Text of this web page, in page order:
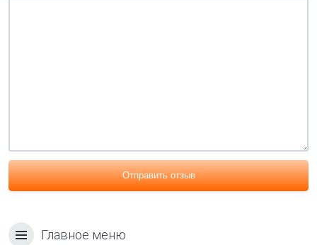
Отправить отзыв
Главное меню